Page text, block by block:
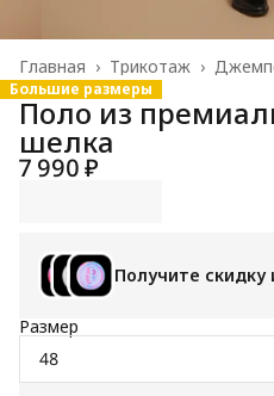
Трикотаж ›
Главная ›
Большие размеры
Поло из
шелка
7 990 ₽
Получите скидку
Размер
48